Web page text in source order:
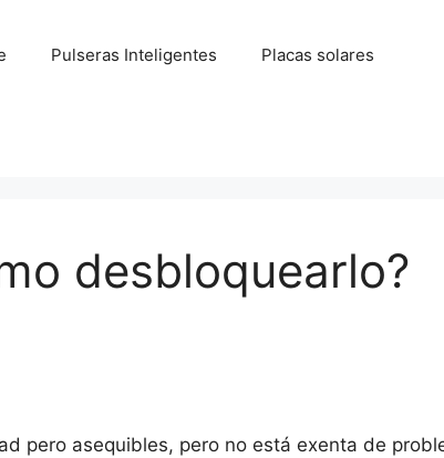
Pulseras Inteligentes Placas solares
desbloquearlo?
pero asequibles, pero no está exenta de